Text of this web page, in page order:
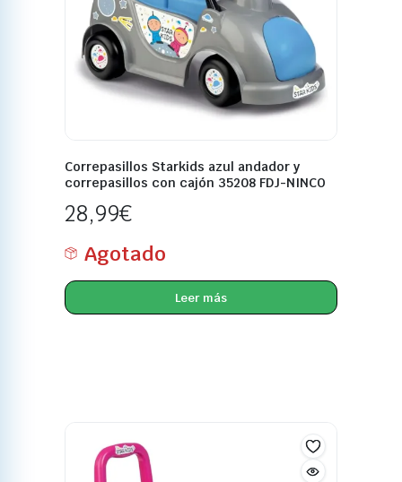
Correpasillos Starkids azul andador y
correpasillos con cajón 35208 FDJ-NINCO
28,99€
Agotado
Leer más